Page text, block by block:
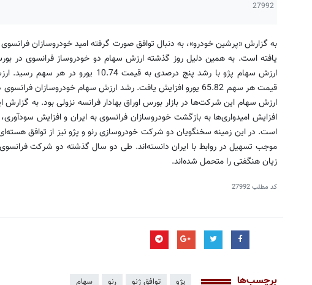
27992
به گزارش «پرشین خودرو»، به دنبال توافق صورت گرفته امید خودروسازان فرانسوی
یافته است. به همین دلیل روز گذشته ارزش سهام دو خودروساز فرانسوی در
قیمت هر سهم 65.82 یورو افزایش یافت. رشد ارزش سهام خودروسازان
ارزش سهام این شرکت‌ها در بازار بورس اوراق بهادار فرانسه نزولی بود. به گزارش
افزایش امیدواری‌ها به بازگشت خودروسازان فرانسوی به ایران و افزایش
موجب تسهیل در روابط با ایران دانسته‌اند. طی دو سال گذشته دو شرکت
زیان هنگفتی را متحمل شده‌اند.
کد مطلب27992
برچسب‌ها پژو توافق ژنو رنو سهام